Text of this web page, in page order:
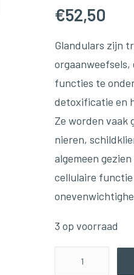
€52,50
Glandulars zijn
orgaanweefsels,
functies te
detoxificatie en
Ze worden vaak
nieren,
algemeen
cellulaire functie
3 op voorraad